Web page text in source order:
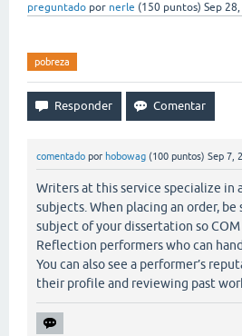
preguntado por nerle (150 puntos) Sep 28,
pobreza
comentado por hobowag (100 puntos) Sep 7,
Writers at this service specialize in
subjects. When placing an order,
subject of your dissertation so COM
Reflection performers who can
You can also see a performer’s
their profile and reviewing past